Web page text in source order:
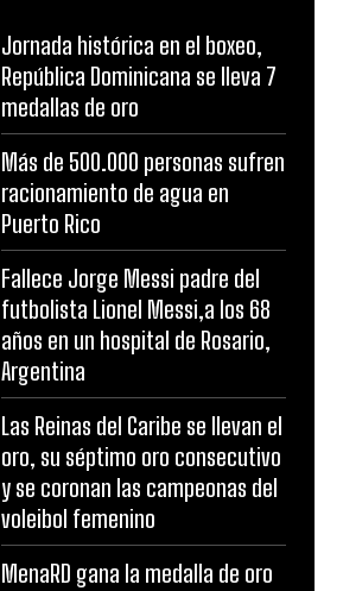
Jornada histórica en el boxeo,
República Dominicana se lleva 7
medallas de oro
Más de 500.000 personas sufren
racionamiento de agua en
Puerto Rico
Fallece Jorge Messi padre del
futbolista Lionel Messi,a los 68
años en un hospital de Rosario,
Argentina
Las Reinas del Caribe se llevan el
oro, su séptimo oro consecutivo
y se coronan las campeonas del
voleibol femenino
MenaRD gana la medalla de oro